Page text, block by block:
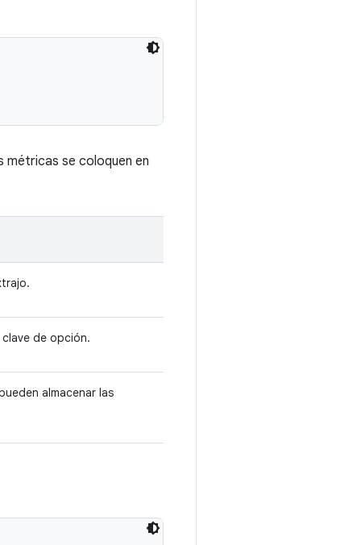
métricas se coloquen en
de opción.
almacenar las